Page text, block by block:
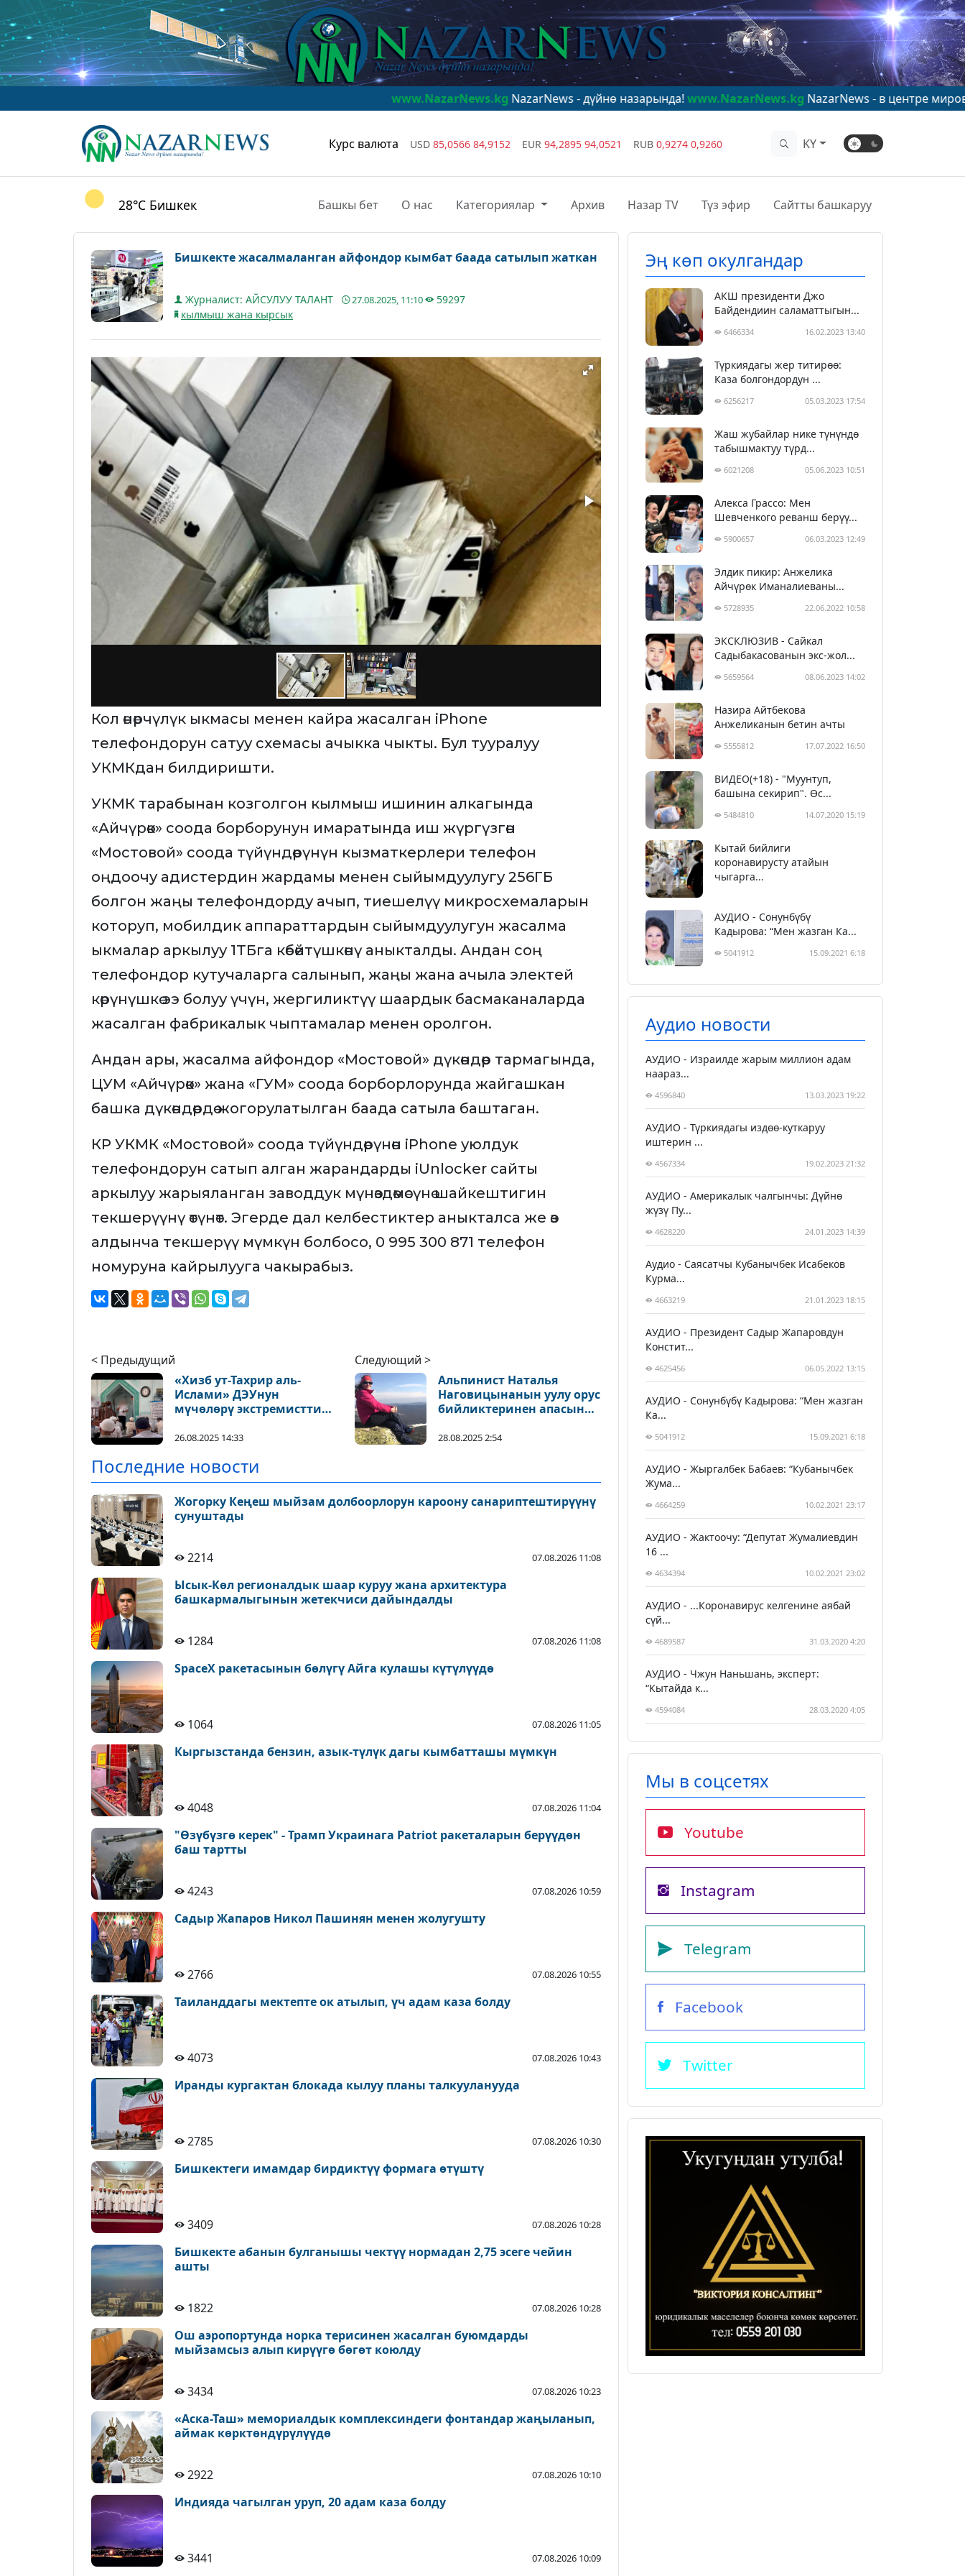
www.NazarNews.kgNazarNews - дүйнө назарында!www.NazarNews.kgNazarNews - в центре мирового внимания!
Курс валюта USD 85,0566 84,9152 EUR 94,2895 94,0521 RUB 0,9274 0,9260 KY
28°C Бишкек Башкы бет О нас Категориялар Архив Назар TV Түз эфир Сайтты башкаруу
Бишкекте жасалмаланган айфондор кымбат баада сатылып жаткан
Журналист: АЙСУЛУУ ТАЛАНТ 27.08.2025, 11:10
59297
кылмыш жана кырсык
Кол өнөрчүлүк ыкмасы менен кайра жасалган iPhone
телефондорун сатуу схемасы ачыкка чыкты. Бул тууралуу
УКМКдан билдиришти.
УКМК тарабынан козголгон кылмыш ишинин алкагында
«Айчүрөк» соода борборунун имаратында иш жүргүзгөн
«Мостовой» соода түйүндөрүнүн кызматкерлери телефон
оңдоочу адистердин жардамы менен сыйымдуулугу 256ГБ
болгон жаңы телефондорду ачып, тиешелүү микросхемаларын
которуп, мобилдик аппараттардын сыйымдуулугун жасалма
ыкмалар аркылуу 1ТБга көбөйтүшкөнү аныкталды. Андан соң
телефондор кутучаларга салынып, жаңы жана ачыла электей
көрүнүшкө ээ болуу үчүн, жергиликтүү шаардык басмаканаларда
жасалган фабрикалык чыптамалар менен оролгон.
Андан ары, жасалма айфондор «Мостовой» дүкөндөр тармагында,
ЦУМ «Айчүрөк» жана «ГУМ» соода борборлорунда жайгашкан
башка дүкөндөрдө жогорулатылган баада сатыла баштаган.
КР УКМК «Мостовой» соода түйүндөрүнөн iPhone уюлдук
телефондорун сатып алган жарандарды iUnlocker сайты
аркылуу жарыяланган заводдук мүнөздөмөсүнө шайкештигин
текшерүүнү өтүнөт. Эгерде дал келбестиктер аныкталса же өз
алдынча текшерүү мүмкүн болбосо, 0 995 300 871 телефон
номуруна кайрылууга чакырабыз.
< Предыдущий
«Хизб ут-Тахрир аль-
Ислами» ДЭУнун
мүчөлөрү экстремисттик
баш тартышты.
26.08.2025 14:33
Следующий >
Альпинист Наталья
Наговицынанын уулу орус
бийликтеринен апасын
28.08.2025 2:54
Последние новости
Жогорку Кеңеш мыйзам долбоорлорун кароону санариптештирүүнү
сунуштады
2214 07.08.2026 11:08
Ысык-Көл регионалдык шаар куруу жана архитектура
башкармалыгынын жетекчиси дайындалды
1284 07.08.2026 11:08
SpaceX ракетасынын бөлүгү Айга кулашы күтүлүүдө
1064 07.08.2026 11:05
Кыргызстанда бензин, азык-түлүк дагы кымбатташы мүмкүн
4048 07.08.2026 11:04
"Өзүбүзгө керек" - Трамп Украинага Patriot ракеталарын берүүдөн
баш тартты
4243 07.08.2026 10:59
Садыр Жапаров Никол Пашинян менен жолугушту
2766 07.08.2026 10:55
Таиланддагы мектепте ок атылып, үч адам каза болду
4073 07.08.2026 10:43
Иранды кургактан блокада кылуу планы талкууланууда
2785 07.08.2026 10:30
Бишкектеги имамдар бирдиктүү формага өтүштү
3409 07.08.2026 10:28
Бишкекте абанын булганышы чектүү нормадан 2,75 эсеге чейин
ашты
1822 07.08.2026 10:28
Ош аэропортунда норка терисинен жасалган буюмдарды
мыйзамсыз алып кирүүгө бөгөт коюлду
3434 07.08.2026 10:23
«Аска-Таш» мемориалдык комплексиндеги фонтандар жаңыланып,
аймак көрктөндүрүлүүдө
2922 07.08.2026 10:10
Индияда чагылган уруп, 20 адам каза болду
3441 07.08.2026 10:09
Эң көп окулгандар
АКШ президенти Джо
Байдендиин саламаттыгын...
6466334 16.02.2023 13:40
Түркиядагы жер титирөө:
Каза болгондордун ...
6256217 05.03.2023 17:54
Жаш жубайлар нике түнүндө
табышмактуу түрд...
6021208 05.06.2023 10:51
Алекса Грассо: Мен
Шевченкого реванш берүү...
5900657 06.03.2023 12:49
Элдик пикир: Анжелика
Айчүрөк Иманалиеваны...
5728935 22.06.2022 10:58
ЭКСКЛЮЗИВ - Сайкал
Садыбакасованын экс-жол...
5659564 08.06.2023 14:02
Назира Айтбекова
Анжеликанын бетин ачты
5555812 17.07.2022 16:50
ВИДЕО(+18) - "Муунтуп,
башына секирип". Өс...
5484810 14.07.2020 15:19
Кытай бийлиги
коронавирусту атайын
чыгарга...
АУДИО - Сонунбүбү
Кадырова: “Мен жазган Ка...
5041912 15.09.2021 6:18
Аудио новости
АУДИО - Израилде жарым миллион адам
наараз...
4596840 13.03.2023 19:22
АУДИО - Түркиядагы издөө-куткаруу
иштерин ...
4567334 19.02.2023 21:32
АУДИО - Америкалык чалгынчы: Дүйнө
жүзү Пу...
4628220 24.01.2023 14:39
Аудио - Саясатчы Кубанычбек Исабеков
Курма...
4663219 21.01.2023 18:15
АУДИО - Президент Садыр Жапаровдун
Констит...
4625456 06.05.2022 13:15
АУДИО - Сонунбүбү Кадырова: “Мен жазган
Ка...
5041912 15.09.2021 6:18
АУДИО - Жыргалбек Бабаев: “Кубанычбек
Жума...
4664259 10.02.2021 23:17
АУДИО - Жактоочу: “Депутат Жумалиевдин
16 ...
4634394 10.02.2021 23:02
АУДИО - ...Коронавирус келгенине аябай
сүй...
4689587 31.03.2020 4:20
АУДИО - Чжун Наньшань, эксперт:
“Кытайда к...
4594084 28.03.2020 4:05
Мы в соцсетях
Youtube
Instagram
Telegram
Facebook
Twitter